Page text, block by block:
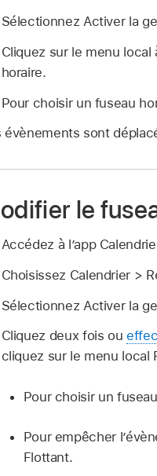
Sélectionnez Activer la
Cliquez sur le menu
horaire.
Pour choisir un fuseau
évènements sont
le
Accédez à lʼapp
Choisissez Calendrier >
Sélectionnez Activer la
Cliquez deux fois ou
cliquez sur le menu local
Pour choisir un
Pour empêcher
Flottant.